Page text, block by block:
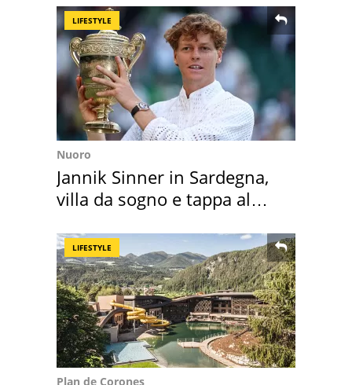
LIFESTYLE
Nuoro
Jannik Sinner in Sardegna,
villa da sogno e tappa al
LIFESTYLE
Plan de Corones